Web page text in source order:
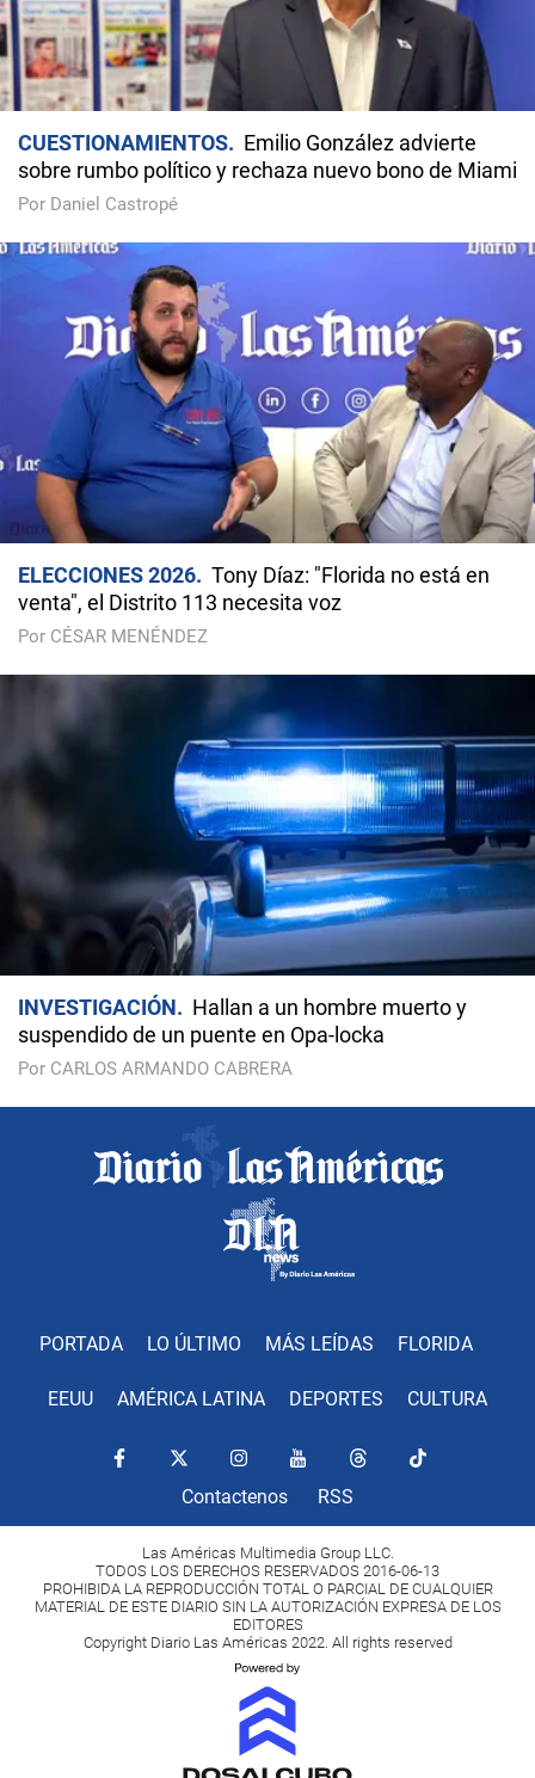
CUESTIONAMIENTOS
Emilio González advierte
sobre rumbo político y rechaza nuevo bono de Miami
Por Daniel Castropé
ELECCIONES 2026
Tony Díaz: "Florida no está en
venta", el Distrito 113 necesita voz
Por CÉSAR MENÉNDEZ
INVESTIGACIÓN
Hallan a un hombre muerto y
suspendido de un puente en Opa-locka
Por CARLOS ARMANDO CABRERA
PORTADA LO ÚLTIMO MÁS LEÍDAS FLORIDA
EEUU AMÉRICA LATINA DEPORTES CULTURA
Contactenos RSS
Las Américas Multimedia Group LLC.
TODOS LOS DERECHOS RESERVADOS 2016-06-13
PROHIBIDA LA REPRODUCCIÓN TOTAL O PARCIAL DE CUALQUIER
MATERIAL DE ESTE DIARIO SIN LA AUTORIZACIÓN EXPRESA DE LOS
EDITORES
Copyright Diario Las Américas 2022. All rights reserved